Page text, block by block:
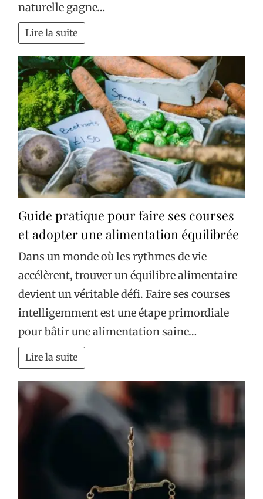
naturelle gagne…
Lire la suite
Guide pratique pour faire ses courses
et adopter une alimentation équilibrée
Dans un monde où les rythmes de vie
accélèrent, trouver un équilibre alimentaire
devient un véritable défi. Faire ses courses
intelligemment est une étape primordiale
pour bâtir une alimentation saine…
Lire la suite